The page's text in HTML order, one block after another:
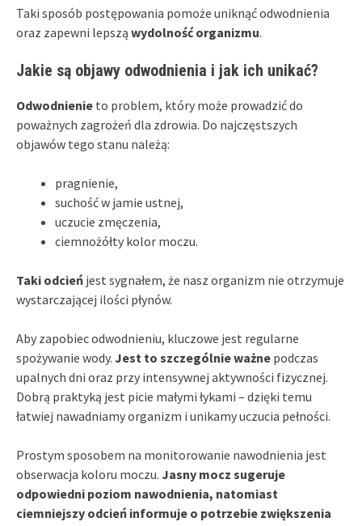
Taki sposób postępowania pomoże uniknąć odwodnienia
oraz zapewni lepszą wydolność organizmu.
Jakie są objawy odwodnienia i jak ich unikać?
Odwodnienie to problem, który może prowadzić do
poważnych zagrożeń dla zdrowia. Do najczęstszych
objawów tego stanu należą:
pragnienie,
suchość w jamie ustnej,
uczucie zmęczenia,
ciemnożółty kolor moczu.
Taki odcień jest sygnałem, że nasz organizm nie otrzymuje
wystarczającej ilości płynów.
Aby zapobiec odwodnieniu, kluczowe jest regularne
spożywanie wody. Jest to szczególnie ważne podczas
upalnych dni oraz przy intensywnej aktywności fizycznej.
Dobrą praktyką jest picie małymi łykami – dzięki temu
łatwiej nawadniamy organizm i unikamy uczucia pełności.
Prostym sposobem na monitorowanie nawodnienia jest
obserwacja koloru moczu. Jasny mocz sugeruje
odpowiedni poziom nawodnienia, natomiast
ciemniejszy odcień informuje o potrzebie zwiększenia